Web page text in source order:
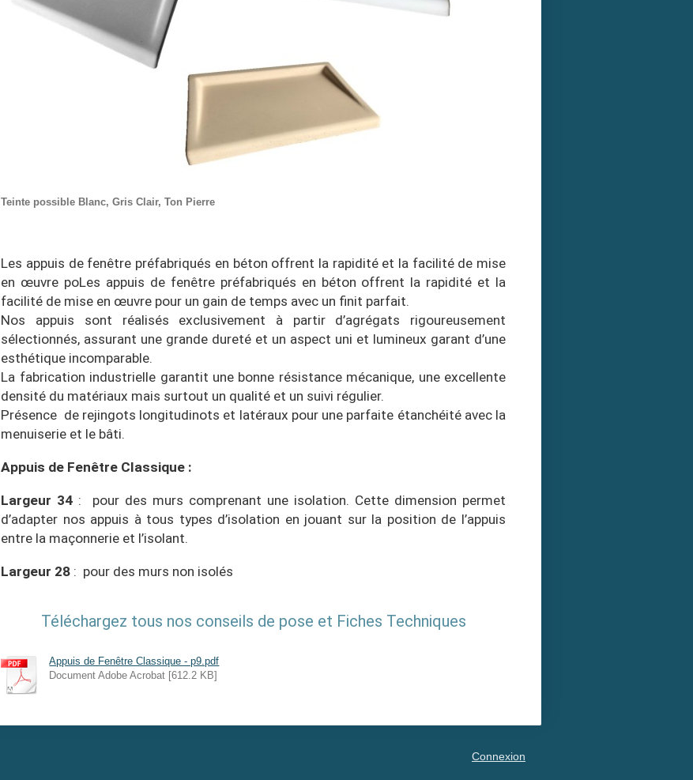
Teinte possible Blanc, Gris Clair, Ton Pierre
Les appuis de fenêtre préfabriqués en béton offrent la rapidité et la facilité de mise
en œuvre poLes appuis de fenêtre préfabriqués en béton offrent la rapidité et la
facilité de mise en œuvre pour un gain de temps avec un finit parfait.
Nos appuis sont réalisés exclusivement à partir d’agrégats rigoureusement
sélectionnés, assurant une grande dureté et un aspect uni et lumineux garant d’une
esthétique incomparable.
La fabrication industrielle garantit une bonne résistance mécanique, une excellente
densité du matériaux mais surtout un qualité et un suivi régulier.
Présence de rejingots longitudinots et latéraux pour une parfaite étanchéité avec la
menuiserie et le bâti.
Appuis de Fenêtre Classique :
Largeur 34 : pour des murs comprenant une isolation. Cette dimension permet
d’adapter nos appuis à tous types d’isolation en jouant sur la position de l’appuis
entre la maçonnerie et l’isolant.
Largeur 28 : pour des murs non isolés
Téléchargez tous nos conseils de pose et Fiches Techniques
Appuis de Fenêtre Classique - p9.pdf
Document Adobe Acrobat [612.2 KB]
Connexion